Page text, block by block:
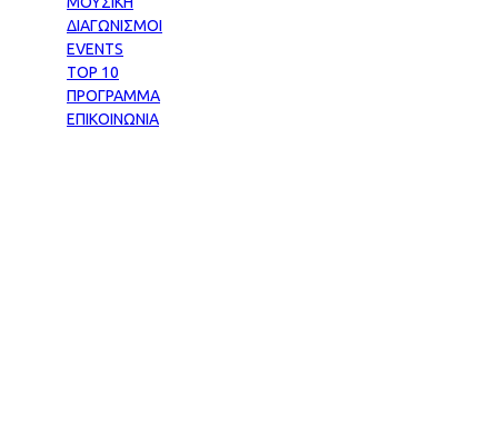
ΔΙΑΓΩΝΙΣΜΟΙ
EVENTS
TOP 10
ΠΡΟΓΡΑΜΜΑ
ΕΠΙΚΟΙΝΩΝΙΑ